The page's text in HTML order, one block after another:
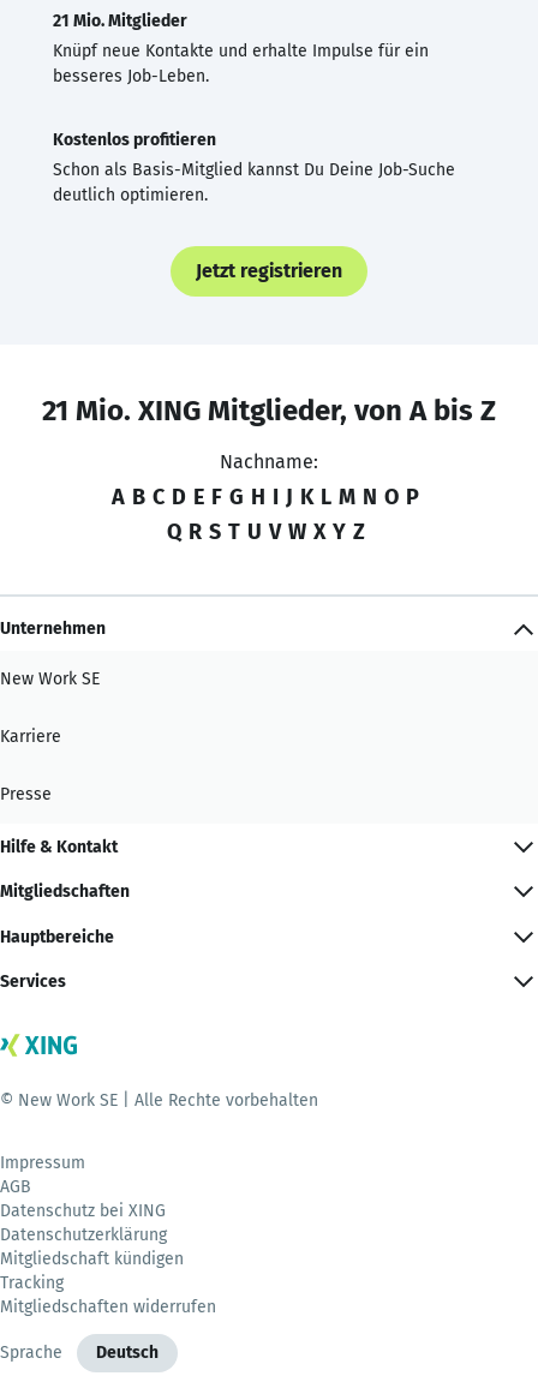
21 Mio. Mitglieder
Knüpf neue Kontakte und erhalte Impulse für ein
besseres Job-Leben.
Kostenlos profitieren
Schon als Basis-Mitglied kannst Du Deine Job-Suche
deutlich optimieren.
Jetzt registrieren
21 Mio. XING Mitglieder, von A bis Z
Nachname:
A B C D E F G H I J K L M N O P
Q R S T U V W X Y Z
Unternehmen
New Work SE
Karriere
Presse
Hilfe & Kontakt
Mitgliedschaften
Hauptbereiche
Services
© New Work SE | Alle Rechte vorbehalten
Impressum
AGB
Datenschutz bei XING
Datenschutzerklärung
Mitgliedschaft kündigen
Tracking
Mitgliedschaften widerrufen
Sprache Deutsch